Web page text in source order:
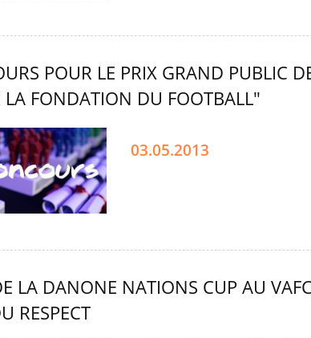
POUR LE PRIX GRAND PUBLIC
LA FONDATION DU FOOTBALL"
03.05.2013
LA DANONE NATIONS CUP AU
RESPECT